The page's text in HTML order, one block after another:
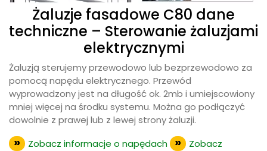
Żaluzje fasadowe C80 dane
techniczne – Sterowanie żaluzjami
elektrycznymi
Żaluzją sterujemy przewodowo lub bezprzewodowo za
pomocą napędu elektrycznego. Przewód
wyprowadzony jest na długość ok. 2mb i umiejscowiony
mniej więcej na środku systemu. Można go podłączyć
dowolnie z prawej lub z lewej strony żaluzji.
Zobacz informacje o napędach
Zobacz